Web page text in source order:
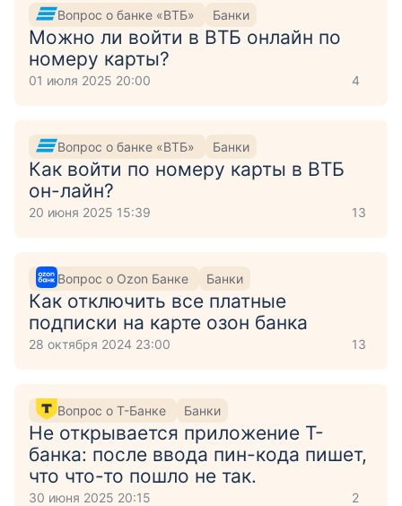
Вопрос о банке «ВТБ» Банки
Можно ли войти в ВТБ онлайн по
номеру карты?
01 июля 2025 20:00 4
Вопрос о банке «ВТБ» Банки
Как войти по номеру карты в ВТБ
он-лайн?
20 июня 2025 15:39 13
Вопрос о Ozon Банке Банки
Как отключить все платные
подписки на карте озон банка
28 октября 2024 23:00 13
Вопрос о Т-Банке Банки
Не открывается приложение Т-
банка: после ввода пин-кода пишет,
что что-то пошло не так.
30 июня 2025 20:15 2